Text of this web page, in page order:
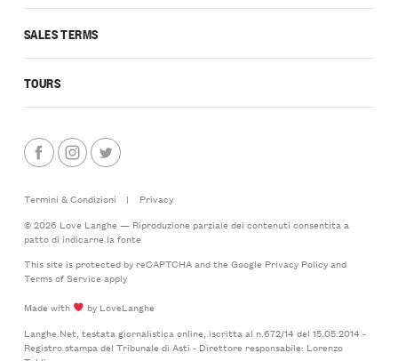
SALES TERMS
TOURS
Termini & Condizioni |
Privacy
© 2026 Love Langhe — Riproduzione parziale dei contenuti consentita a
patto di indicarne la fonte
This site is protected by reCAPTCHA and the Google Privacy Policyand
Terms of Serviceapply
Made with
by LoveLanghe
Langhe.Net, testata giornalistica online, iscritta al n.672/14 del 15.05.2014 -
Registro stampa del Tribunale di Asti - Direttore responsabile: Lorenzo